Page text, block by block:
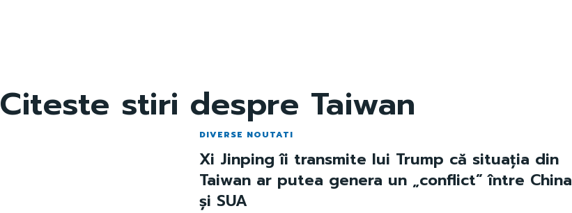
Citeste stiri despre Taiwan
DIVERSE NOUTATI
Xi Jinping îi transmite lui Trump că situația din
Taiwan ar putea genera un „conflict” între China
și SUA